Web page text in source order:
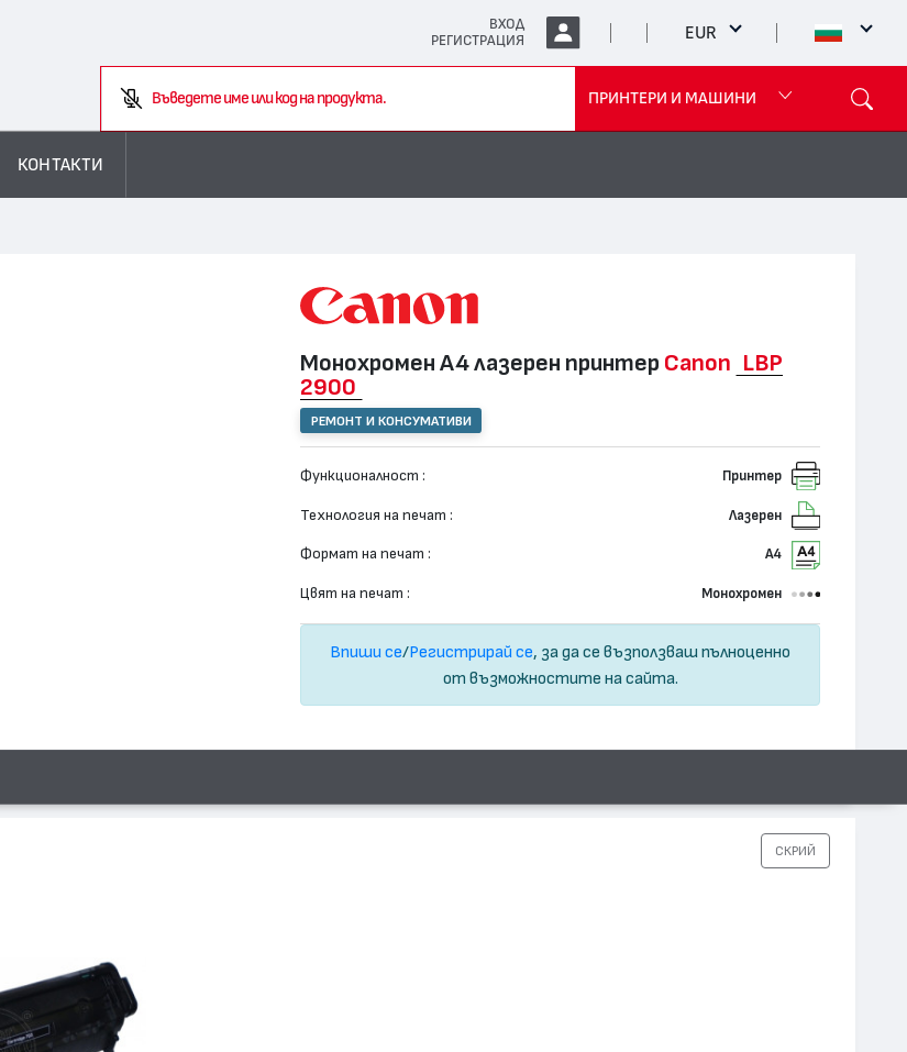
ВХОД
РЕГИСТРАЦИЯ
EUR
Въведете име или код на продукта.
ПРИНТЕРИ И МАШИНИ
КОНТАКТИ
Монохромен А4 лазерен принтер Canon LBP
2900
РЕМОНТ И КОНСУМАТИВИ
Функционалност : Принтер
Технология на печат : Лазерен
Формат на печат : А4
Цвят на печат : Монохромен
Впиши се/Регистрирай се, за да се възползваш пълноценно
от възможностите на сайта.
СКРИЙ